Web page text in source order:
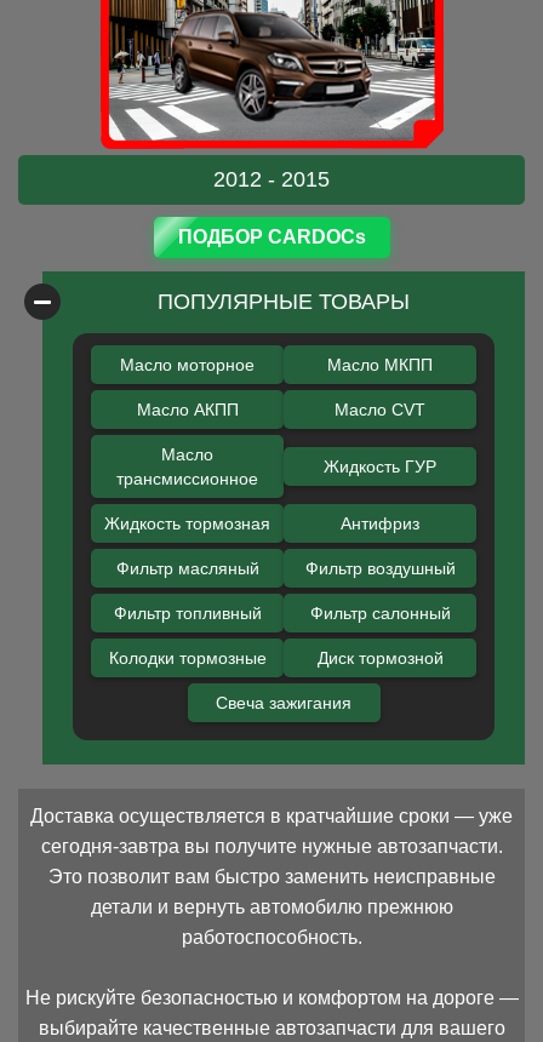
2012 - 2015
ПОДБОР CARDOCs
ПОПУЛЯРНЫЕ ТОВАРЫ
Масло моторное Масло МКПП
Масло АКПП Масло CVT
Масло
трансмиссионное
Жидкость ГУР
Жидкость тормозная Антифриз
Фильтр масляный Фильтр воздушный
Фильтр топливный Фильтр салонный
Колодки тормозные Диск тормозной
Свеча зажигания
Доставка осуществляется в кратчайшие сроки — уже
сегодня-завтра вы получите нужные автозапчасти.
Это позволит вам быстро заменить неисправные
детали и вернуть автомобилю прежнюю
работоспособность.
Не рискуйте безопасностью и комфортом на дороге —
выбирайте качественные автозапчасти для вашего